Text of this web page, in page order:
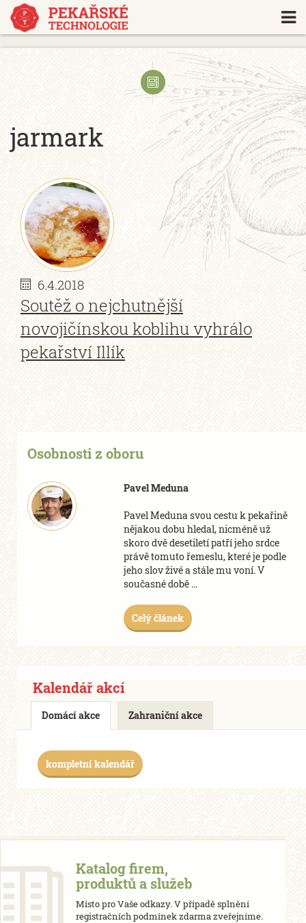
https://www.traditionrolex.com/18
jarmark
6.4.2018
Soutěž o nejchutnější
novojičínskou koblihu vyhrálo
pekařství Illík
Osobnosti z oboru
Pavel Meduna
Pavel Meduna svou cestu k pekařině
nějakou dobu hledal, nicméně už
skoro dvě desetiletí patří jeho srdce
právě tomuto řemeslu, které je podle
jeho slov živé a stále mu voní. V
současné době ...
Celý článek
Kalendář akcí
Domácí akce Zahraniční akce
kompletní kalendář
Katalog firem,
produktů a služeb
Místo pro Vaše odkazy. V případě splnění
registračních podmínek zdarma zveřejníme.